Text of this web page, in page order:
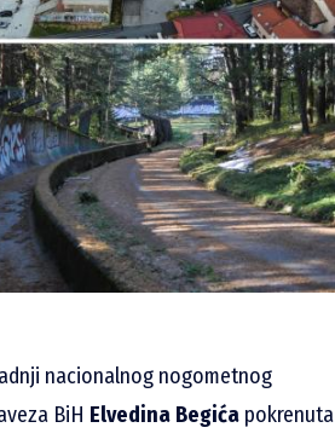
nacionalnog nogometnog
BiH Elvedina Begića pokrenuta